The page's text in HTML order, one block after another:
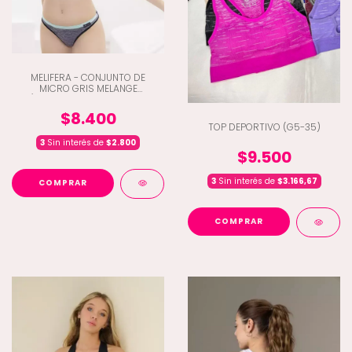
MELIFERA - CONJUNTO DE
MICRO GRIS MELANGE
DRY FIT (Q8-299)
$8.400
3 Sin interés de $2.800
COMPRAR
TOP DEPORTIVO (G5-35)
$9.500
3Sin interés de $3.166,67
COMPRAR